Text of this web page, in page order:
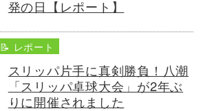
発の日【レポート】
📝 レポート
スリッパ片手に真剣勝負！八潮
「スリッパ卓球大会」が2年ぶ
りに開催されました